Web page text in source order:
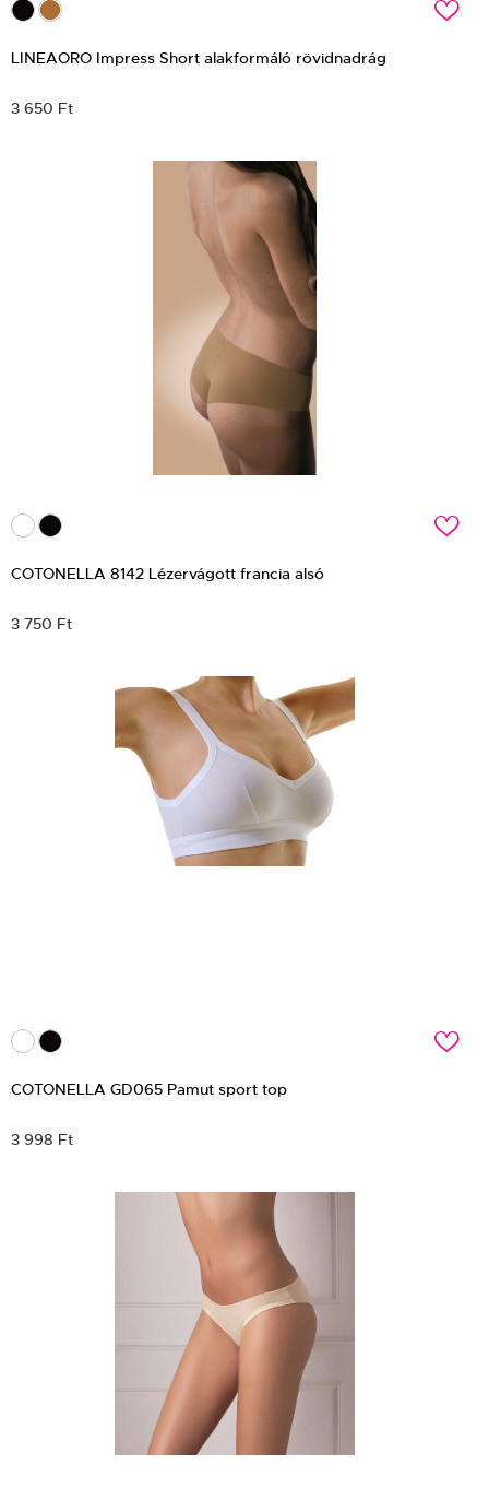
c
LINEAORO Impress Short alakformáló rövidnadrág
3 650 Ft
c
COTONELLA 8142 Lézervágott francia alsó
3 750 Ft
c
COTONELLA GD065 Pamut sport top
3 998 Ft